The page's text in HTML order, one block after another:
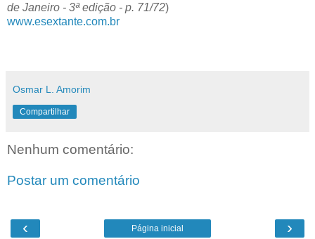
de Janeiro - 3ª edição - p. 71/72)
www.esextante.com.br
Osmar L. Amorim
Compartilhar
Nenhum comentário:
Postar um comentário
‹ ›
Página inicial